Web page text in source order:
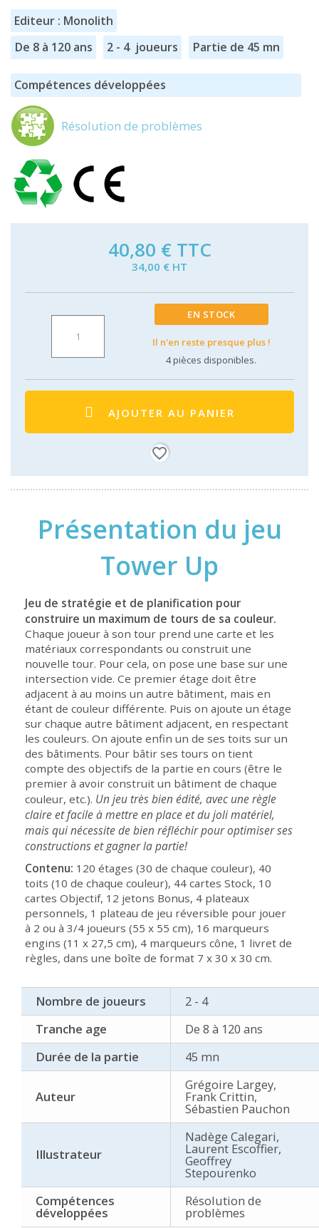
Editeur : Monolith
De 8 à 120 ans
2 - 4 joueurs Partie de 45 mn
Compétences développées
Résolution de problèmes
40,80 € TTC
34,00 € HT
EN STOCK
Il n'en reste presque plus !
4pièces disponibles.
AJOUTER AU PANIER
favorite_border
Présentation du jeu
Tower Up
Jeu de stratégie et de planification pour
construire un maximum de tours de sa couleur.
Chaque joueur à son tour prend une carte et les
matériaux correspondants ou construit une
nouvelle tour. Pour cela, on pose une base sur une
intersection vide. Ce premier étage doit être
adjacent à au moins un autre bâtiment, mais en
étant de couleur différente. Puis on ajoute un étage
sur chaque autre bâtiment adjacent, en respectant
les couleurs. On ajoute enfin un de ses toits sur un
des bâtiments. Pour bâtir ses tours on tient
compte des objectifs de la partie en cours (être le
premier à avoir construit un bâtiment de chaque
couleur, etc.). Un jeu très bien édité, avec une règle
claire et facile à mettre en place et du joli matériel,
mais qui nécessite de bien réfléchir pour optimiser ses
constructions et gagner la partie!
Contenu: 120 étages (30 de chaque couleur), 40
toits (10 de chaque couleur), 44 cartes Stock, 10
cartes Objectif, 12 jetons Bonus, 4 plateaux
personnels, 1 plateau de jeu réversible pour jouer
à 2 ou à 3/4 joueurs (55 x 55 cm), 16 marqueurs
engins (11 x 27,5 cm), 4 marqueurs cône, 1 livret de
règles, dans une boîte de format 7 x 30 x 30 cm.
Nombre de joueurs
2 - 4
Tranche age
De 8 à 120 ans
Durée de la partie
45 mn
Auteur
Grégoire Largey,
Frank Crittin,
Sébastien Pauchon
Illustrateur
Nadège Calegari,
Laurent Escoffier,
Geoffrey
Stepourenko
Compétences
développées
Résolution de
problèmes